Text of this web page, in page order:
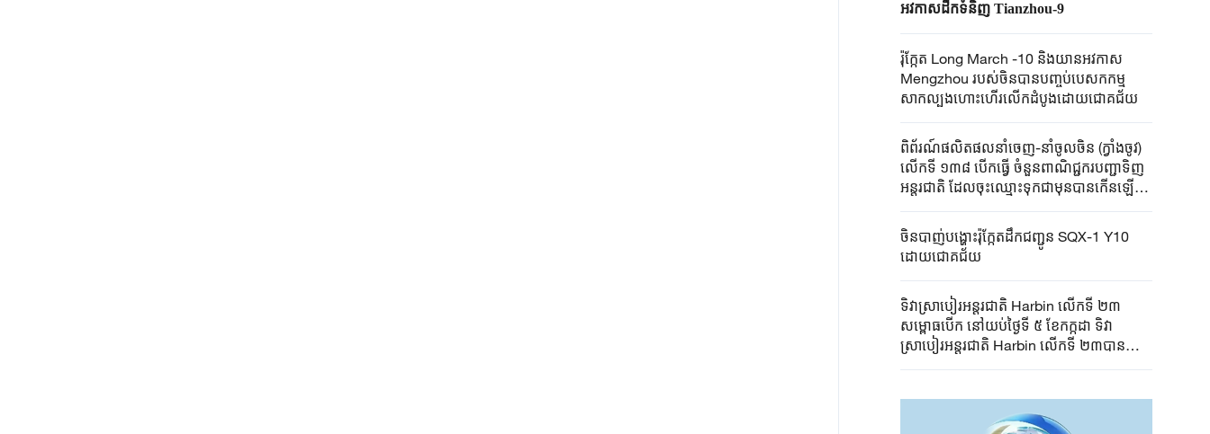
អវកាសដឹកទំនិញ Tianzhou-9
រ៉ុក្កែត Long March​ -10 និងយានអវកាស
Mengzhou របស់​ចិន​បានបញ្ចប់បេសកកម្ម
សាកល្បងហោះហើរលើកដំបូងដោយជោគជ័យ
ពិព័រណ៍ផលិតផលនាំចេញ-នាំចូលចិន (ក្វាំងចូវ)
លើកទី ១៣៨ បើកធ្វើ ចំនួនពាណិជ្ជករបញ្ជាទិញ
អន្តរជាតិ ដែលចុះឈ្មោះទុកជាមុនបានកើនឡើង
10%
ចិន​បាញ់​បង្ហោះ​រ៉ុក្កែតដឹកជញ្ជូន​ SQX-1 Y10
ទិវាស្រាបៀរអន្តរជាតិ Harbin លើកទី ២៣
សម្ពោធបើក នៅយប់ថ្ងៃទី ៥ ខែកក្កដា ទិវា
ស្រាបៀរអន្តរជាតិ Harbin លើកទី ២៣បាន
សម្ពោធបើកនៅឧទ្យានពិភពព្រិលនិងទឹកកករបស់
សរុប ៤០០០០០ ម៉ែត្រការ៉េ និងប្រមូលផ្តុំស្រាបៀរ
ជាង ១០០០ប្រភេទ មកពីប្រទេសនិងតំបន់ជាង